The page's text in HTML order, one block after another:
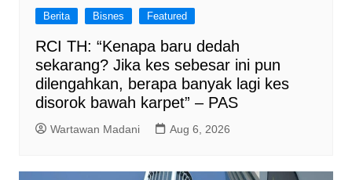
Berita Bisnes Featured
RCI TH: “Kenapa baru dedah
sekarang? Jika kes sebesar ini pun
dilengahkan, berapa banyak lagi kes
disorok bawah karpet” – PAS
Wartawan Madani Aug 6, 2026